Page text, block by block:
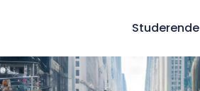
Studerende